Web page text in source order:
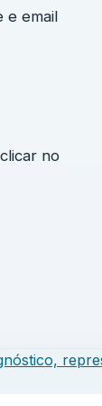
e email
no